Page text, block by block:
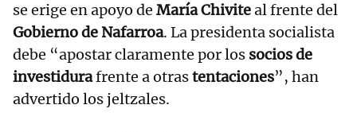
se erige en apoyo de María Chiviteal frente del
Gobierno de Nafarroa. La presidenta socialista
debe “apostar claramente por los socios de
investidurafrente a otrastentaciones”, han
advertido los jeltzales.